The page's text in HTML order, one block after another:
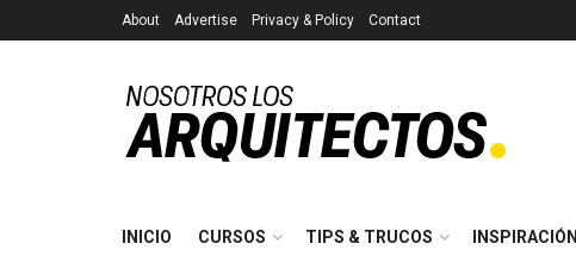
About Advertise Privacy & Policy Contact
INICIO CURSOS TIPS & TRUCOS INSPIRACIÓN